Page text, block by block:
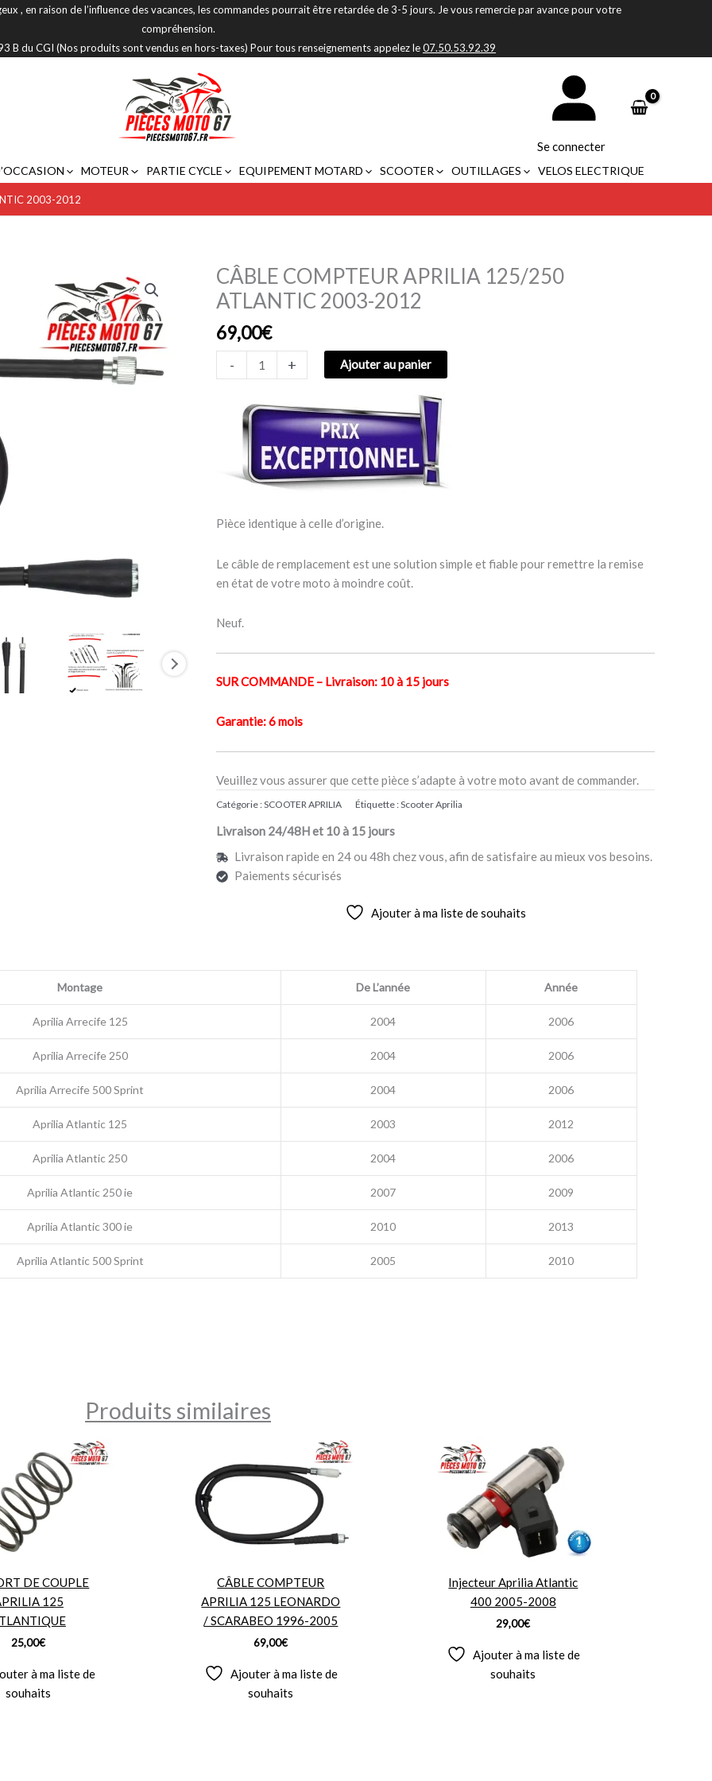
, en raison de l’influence des vacances, les commandes pourrait être retardée de 3-5 jours. Je vous remercie par avance pour votre
compréhension.
B du CGI (Nos produits sont vendus en hors-taxes) Pour tous renseignements appelez le07.50.53.92.39
Se connecter
MOTEUR PARTIE CYCLE EQUIPEMENT MOTARD SCOOTER OUTILLAGES VELOS ELECTRIQUE
2003-2012
CÂBLE COMPTEUR APRILIA 125/250
ATLANTIC 2003-2012
69,00€
-
quantité
de
CÂBLE
COMPTEUR
APRILIA
125/250
2003-
2012
+ Ajouter au panier
Pièce identique à celle d’origine.
Le câble de remplacement est une solution simple et fiable pour remettre la remise
en état de votre moto à moindre coût.
Neuf.
SUR COMMANDE – Livraison: 10 à 15 jours
Garantie: 6 mois
Veuillez vous assurer que cette pièce s’adapte à votre moto avant de commander.
Catégorie :SCOOTER APRILIA Étiquette :Scooter Aprilia
Livraison 24/48H et 10 à 15 jours
Livraison rapide en 24 ou 48h chez vous, afin de satisfaire au mieux vos besoins.
Paiements sécurisés
Ajouter à ma liste de souhaits
Montage De L’année Année
Aprilia Arrecife 125 2004 2006
Aprilia Arrecife 250 2004 2006
Aprilia Arrecife 500 Sprint 2004 2006
Aprilia Atlantic 125 2003 2012
Aprilia Atlantic 250 2004 2006
Aprilia Atlantic 250 ie 2007 2009
Aprilia Atlantic 300 ie 2010 2013
Aprilia Atlantic 500 Sprint 2005 2010
Produits similaires
DE COUPLE
125
25,00€
à ma liste de
souhaits
CÂBLE COMPTEUR
APRILIA 125 LEONARDO
/ SCARABEO 1996-2005
69,00€
Ajouter à ma liste de
souhaits
Injecteur Aprilia Atlantic
400 2005-2008
29,00€
Ajouter à ma liste de
souhaits